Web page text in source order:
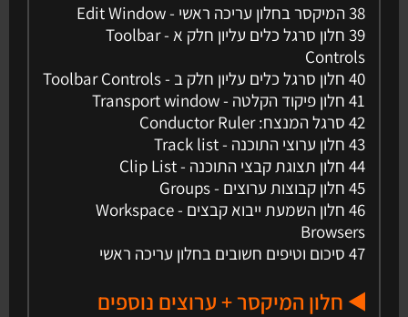
38 המיקסר בחלון עריכה ראשי - Edit Window
39 חלון סרגל כלים עליון חלק א - Toolbar
Controls
40 חלון סרגל כלים עליון חלק ב - Toolbar Controls
41 חלון פיקוד הקלטה - Transport window
42 סרגל המנצח: Conductor Ruler
43 חלון ערוצי התוכנה - Track list
44 חלון תצוגת קבצי התוכנה - Clip List
45 חלון קבוצות ערוצים - Groups
46 חלון השמעת ייבוא קבצים - Workspace
Browsers
47 סיכום וטיפים חשובים בחלון עריכה ראשי
◀️ חלון המיקסר + ערוצים נוספים